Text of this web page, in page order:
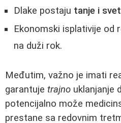
Dlake postaju tanje i
Ekonomski isplativije od
na duži rok.
Međutim, važno je imati
garantuje trajno uklanjanje
potencijalno može
prestane sa redovnim